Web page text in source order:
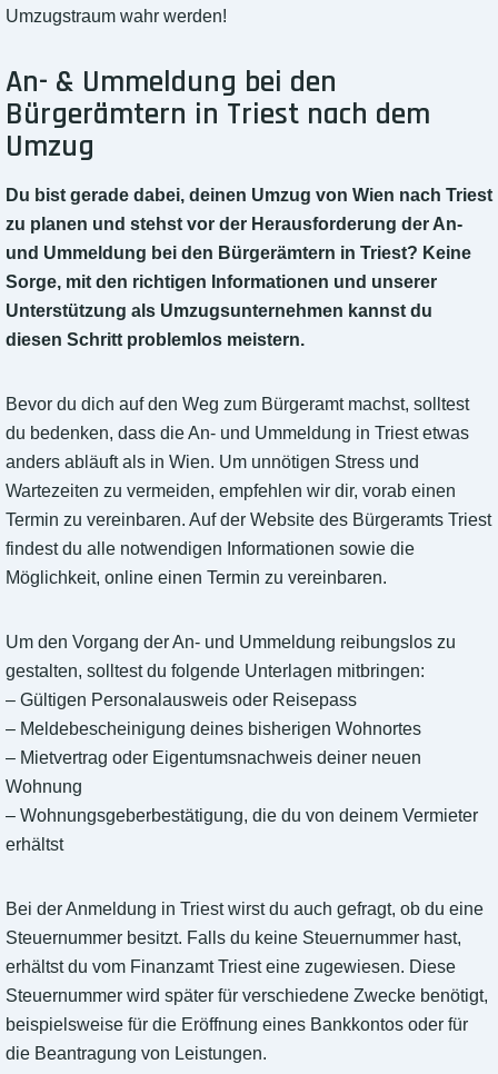
Umzugstraum wahr werden!
An- & Ummeldung bei den
Bürgerämtern in Triest nach dem
Umzug
Du bist gerade dabei, deinen Umzug von Wien nach Triest
zu planen und stehst vor der Herausforderung der An-
und Ummeldung bei den Bürgerämtern in Triest? Keine
Sorge, mit den richtigen Informationen und unserer
Unterstützung als Umzugsunternehmen kannst du
diesen Schritt problemlos meistern.
Bevor du dich auf den Weg zum Bürgeramt machst, solltest
du bedenken, dass die An- und Ummeldung in Triest etwas
anders abläuft als in Wien. Um unnötigen Stress und
Wartezeiten zu vermeiden, empfehlen wir dir, vorab einen
Termin zu vereinbaren. Auf der Website des Bürgeramts Triest
findest du alle notwendigen Informationen sowie die
Möglichkeit, online einen Termin zu vereinbaren.
Um den Vorgang der An- und Ummeldung reibungslos zu
gestalten, solltest du folgende Unterlagen mitbringen:
– Gültigen Personalausweis oder Reisepass
– Meldebescheinigung deines bisherigen Wohnortes
– Mietvertrag oder Eigentumsnachweis deiner neuen
Wohnung
– Wohnungsgeberbestätigung, die du von deinem Vermieter
erhältst
Bei der Anmeldung in Triest wirst du auch gefragt, ob du eine
Steuernummer besitzt. Falls du keine Steuernummer hast,
erhältst du vom Finanzamt Triest eine zugewiesen. Diese
Steuernummer wird später für verschiedene Zwecke benötigt,
beispielsweise für die Eröffnung eines Bankkontos oder für
die Beantragung von Leistungen.